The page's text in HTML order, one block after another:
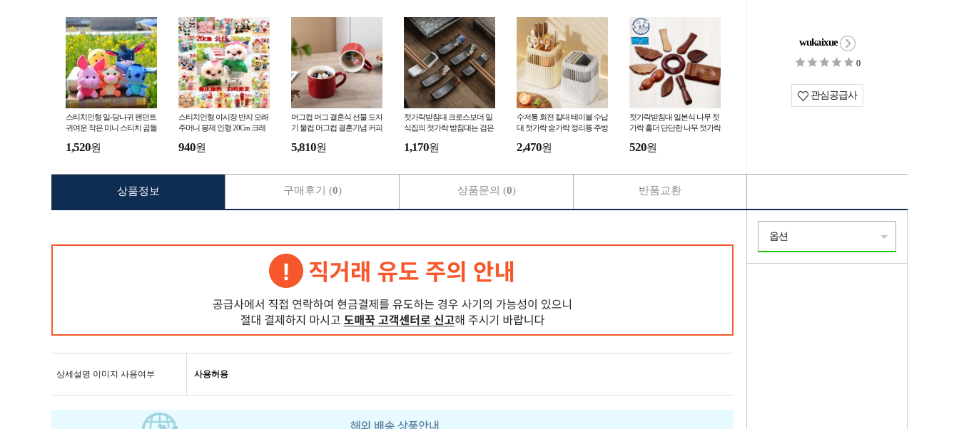
스티치인형 일-당나귀 펜던트
귀여운 작은 미니 스티치 곰돌
1,520원
스티치인형 야시장 반지 모래
주머니 봉제 인형 20Cm 크레
940원
머그컵 머그 결혼식 선물 도자
기 물컵 머그컵 결혼기념 커피
5,810원
젓가락받침대 크로스보더 일
식집의 젓가락 받침대는 검은
스시 레스
1,170원
수저통 회전 칼대 테이블 수납
대 젓가락 숟가락 정리통 주방
대
2,470원
젓가락받침대 일본식 나무 젓
가락 홀더 단단한 나무 젓가락
홈
520원
wukaixue
0
관심공급사
상세설명 이미지 사용여부 사용허용
상품정보 구매후기 (0) 상품문의 (0) 반품교환
옵션